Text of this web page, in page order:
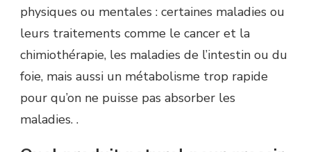
physiques ou mentales : certaines maladies ou
leurs traitements comme le cancer et la
chimiothérapie, les maladies de l’intestin ou du
foie, mais aussi un métabolisme trop rapide
pour qu’on ne puisse pas absorber les
maladies. .